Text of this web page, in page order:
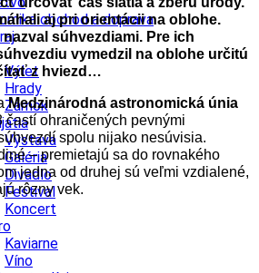
obchod a doprava
Výlet
Hrady
Zámok
Výstava
Galéria
Divadlo
Festival
Koncert
Kaviarne
Víno
aj pri orientácii na oblohe.
súhvezdiami. Pre ich
vymedzil na oblohe určitú
z hviezd…
Medzinárodná astronomická únia
častí ohraničených pevnými
spolu nijako nesúvisia.
– premietajú sa do rovnakého
jedna od druhej sú veľmi vzdialené,
rôzny vek.